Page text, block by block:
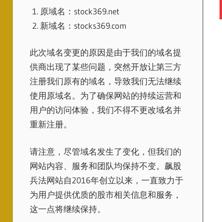
原域名：stock369.net
新域名：stocks369.com
此次域名变更的原因是由于我们的域名提
供商出现了某些问题，突然开放让第三方
注册我们原有的域名，导致我们无法继续
使用原域名。为了确保网站的持续运营和
用户的访问体验，我们不得不更改域名并
重新注册。
请注意，尽管域名发生了变化，但我们的
网站内容、服务和团队均保持不变。飙股
兵法网站自2016年创立以来，一直致力于
为用户提供优质的股市相关信息和服务，
这一点将继续保持。